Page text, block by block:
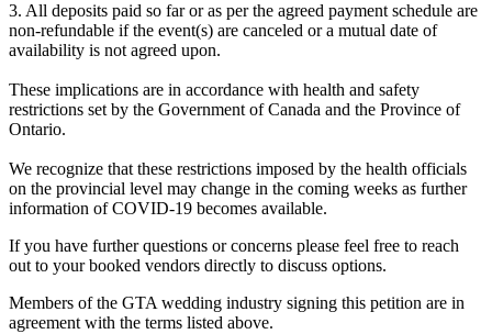
3. All deposits paid so far or as per the agreed payment schedule are
non-refundable if the event(s) are canceled or a mutual date of
availability is not agreed upon.
These implications are in accordance with health and safety
restrictions set by the Government of Canada and the Province of
Ontario.
We recognize that these restrictions imposed by the health officials
on the provincial level may change in the coming weeks as further
information of COVID-19 becomes available.
If you have further questions or concerns please feel free to reach
out to your booked vendors directly to discuss options.
Members of the GTA wedding industry signing this petition are in
agreement with the terms listed above.